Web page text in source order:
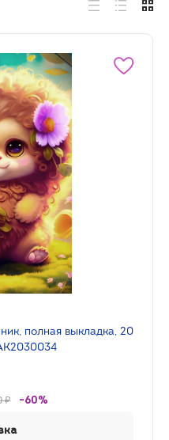
полная выкладка, 20
₽ -60%